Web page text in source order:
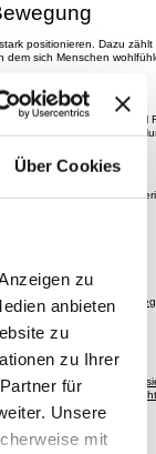
Über Cookies
zu
anbieten
zu
zu Ihrer
für
Unsere
mit
positionieren. Dazu
dem sich Menschen
Fundament und dieses
feiern», sagt er. Denn:
100 Tage bei der
Mitarbeitenden und
Athleten gegründet,
Wirtschaft und